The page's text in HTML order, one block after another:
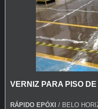
VERNIZ PARA PISO
RÁPIDO EPÓXI / BELO